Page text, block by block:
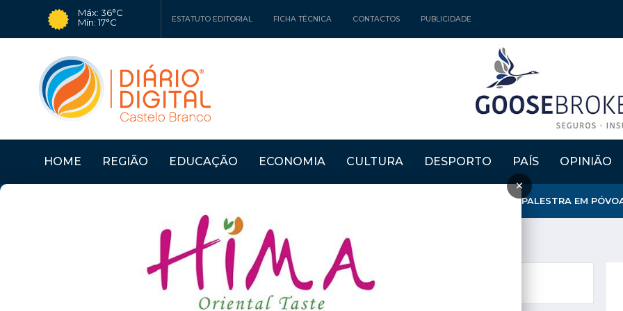
Máx: 36°C
Mín: 17°C
ESTATUTO EDITORIAL FICHA TÉCNICA CONTACTOS PUBLICIDADE
HOME REGIÃO EDUCAÇÃO ECONOMIA CULTURA DESPORTO PAÍS OPINIÃO
×
CASTELO BRANCO: «A ENERGIA DO VENTO E DA ÁGUA» TEMA DE PALESTRA EM